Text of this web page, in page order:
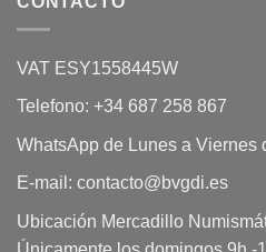
VAT ESY1558445W
Telefono: +34 687 258 867
WhatsApp de Lunes a Viernes
E-mail: contacto@bvgdi.es
Ubicación Mercadillo